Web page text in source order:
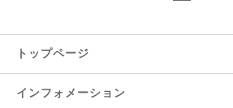
トップページ
インフォメーション